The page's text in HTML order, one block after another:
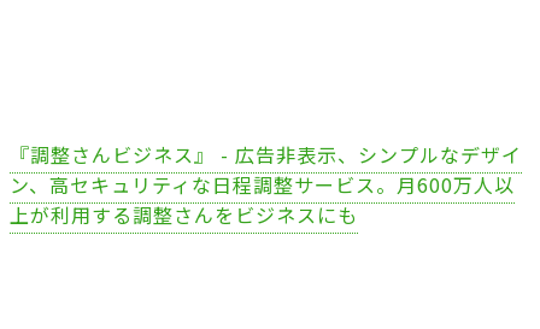
『調整さんビジネス』 - 広告非表示、シンプルなデザイ
ン、高セキュリティな日程調整サービス。月600万人以
上が利用する調整さんをビジネスにも